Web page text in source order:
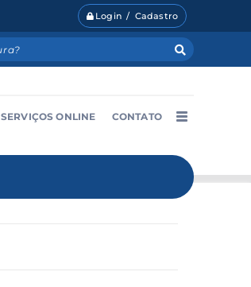
Login / Cadastro
SERVIÇOS ONLINE CONTATO